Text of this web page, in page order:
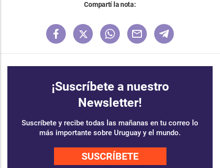
Compartí la nota:
¡Suscríbete a nuestro
Newsletter!
Suscríbete y recibe todas las mañanas en tu correo lo
más importante sobre Uruguay y el mundo.
SUSCRÍBETE